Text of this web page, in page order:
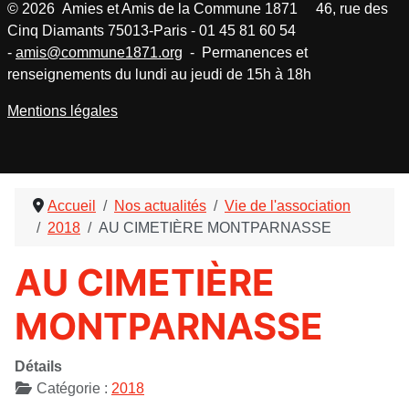
Accueil Nos actualités
Vie de l'association
2018
AU CIMETIÈRE MONTPARNASSE
AU CIMETIÈRE
MONTPARNASSE
Détails
Catégorie : 2018
© 2026 Amies et Amis de la Commune 1871 46, rue des
Cinq Diamants 75013-Paris - 01 45 81 60 54
- amis@commune1871.org - Permanences et
renseignements du lundi au jeudi de 15h à 18h
Mentions légales